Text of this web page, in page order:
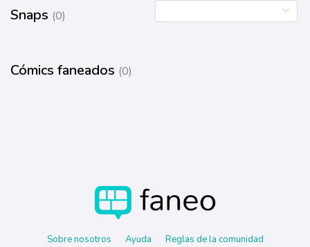
Snaps (0)
Cómics faneados (0)
Sobre nosotros Ayuda Reglas de la comunidad